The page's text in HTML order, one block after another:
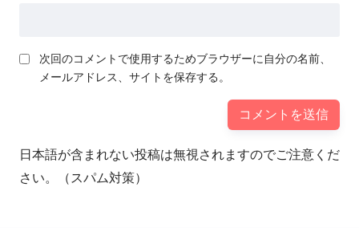
次回のコメントで使用するためブラウザーに自分の名前、
メールアドレス、サイトを保存する。
日本語が含まれない投稿は無視されますのでご注意くだ
さい。（スパム対策）